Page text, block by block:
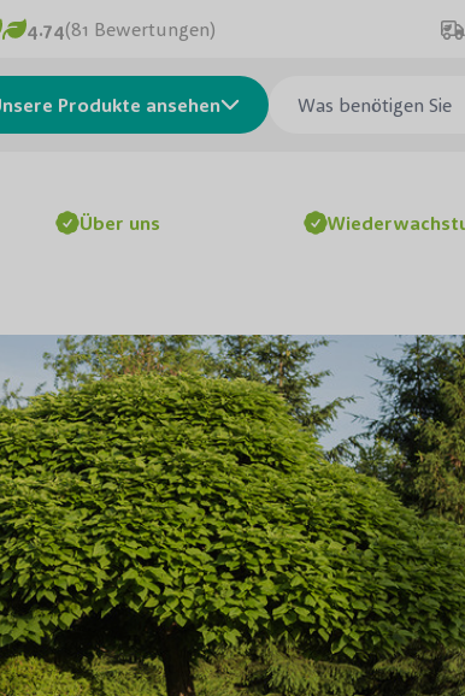
4.74(81 Bewertungen)
Produkte ansehen
Über uns